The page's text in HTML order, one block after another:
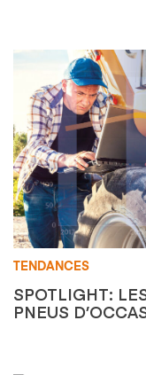
TENDANCES
SPOTLIGHT:
PNEUS